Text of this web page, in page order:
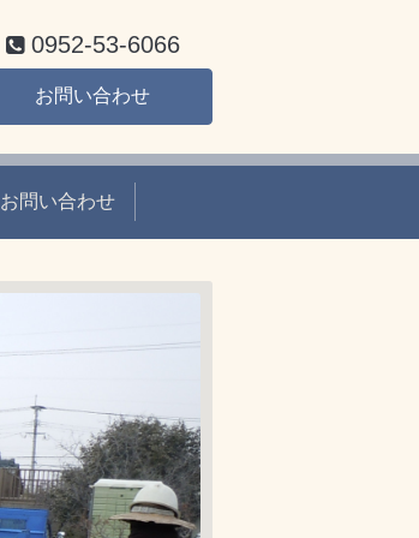
0952-53-6066
お問い合わせ
お問い合わせ